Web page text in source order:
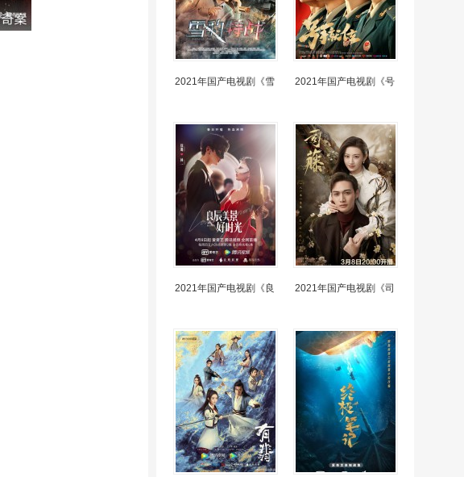
2021年国产电视剧《雪 2021年国产电视剧《号
2021年国产电视剧《良 2021年国产电视剧《司